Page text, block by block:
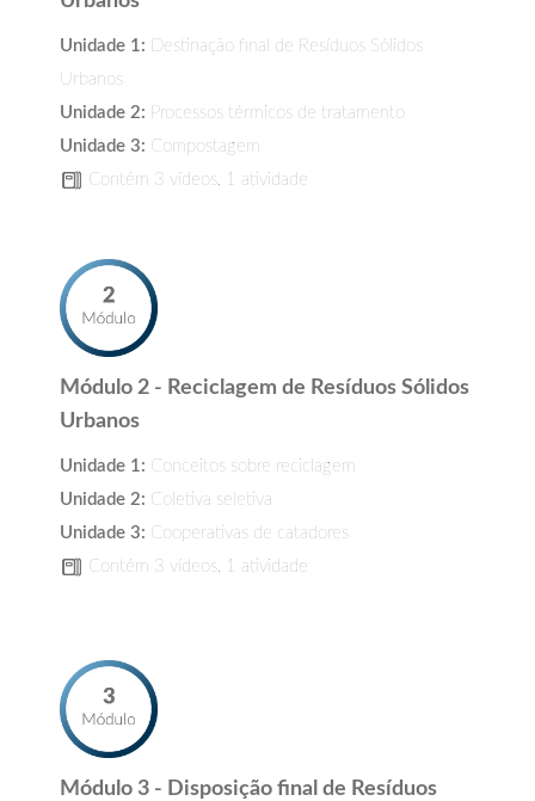
Unidade 1: Destinação final de Resíduos Sólidos
Urbanos
Unidade 2: Processos térmicos de tratamento
Unidade 3: Compostagem
Contém 3 vídeos, 1 atividade
Módulo 2 - Reciclagem de Resíduos Sólidos
Urbanos
Unidade 1: Conceitos sobre reciclagem
Unidade 2: Coletiva seletiva
Unidade 3: Cooperativas de catadores
Contém 3 vídeos, 1 atividade
Módulo 3 - Disposição final de Resíduos